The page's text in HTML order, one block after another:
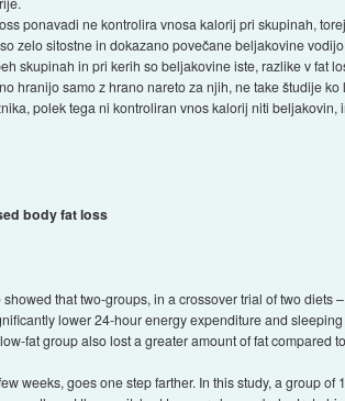
ponavadi ne kontrolira vnosa kalorij pri skupinah,
zelo sitostne in dokazano povečane beljakovine
skupinah in pri kerih so beljakovine iste, razlike v fat
hranijo samo z hrano nareto za njih, ne take študije
polek tega ni kontroliran vnos kalorij niti
body fat loss
that two-groups, in a crossover trial of two
lower 24-hour energy expenditure and
fat group also lost a greater amount of fat compared
weeks, goes one step farther. In this study, a group